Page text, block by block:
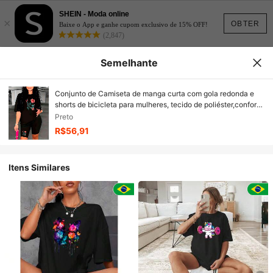
OBTER
×
SHEIN - Moda online
Baixe o App e ganhe cupom exclusivo de 15% OFF!
(2,847)
Semelhante
Conjunto de Camiseta de manga curta com gola redonda e
shorts de bicicleta para mulheres, tecido de poliéster,conforto
para todas as estações
Preto
R$56,91
Itens Similares